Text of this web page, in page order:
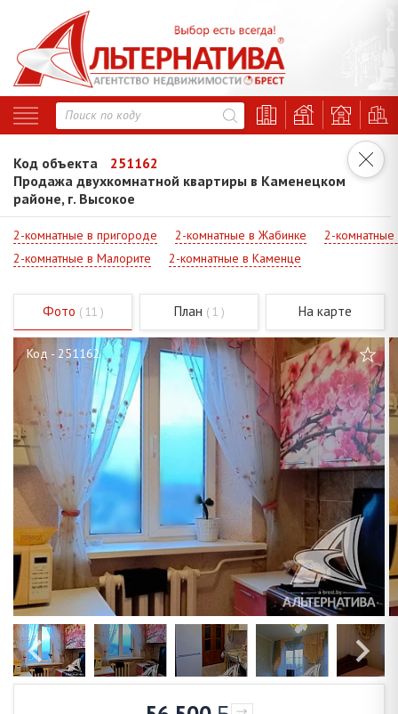
Код объекта
251162
Продажа двухкомнатной квартиры в Каменецком
районе, г. Высокое
2-комнатные в пригороде 2-комнатные в Жабинке
2-
2-комнатные в Малорите
2-комнатные в Каменце
Фото ( 11 ) План ( 1 ) На карте
Код - 251162